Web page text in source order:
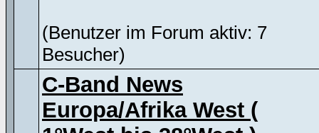
(Benutzer im Forum aktiv: 7
Besucher)
C-Band News
Europa/Afrika West (